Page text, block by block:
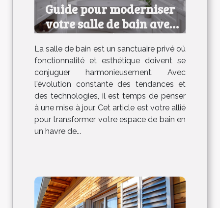
Guide pour moderniser
votre salle de bain avec
efficacité et style
La salle de bain est un sanctuaire privé où
fonctionnalité et esthétique doivent se
conjuguer harmonieusement. Avec
l'évolution constante des tendances et
des technologies, il est temps de penser
à une mise à jour. Cet article est votre allié
pour transformer votre espace de bain en
un havre de...